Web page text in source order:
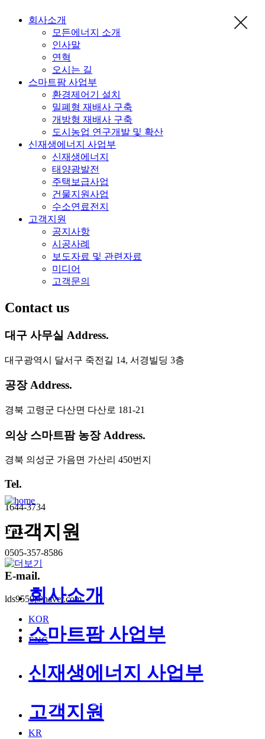
회사소개
모든에너지 소개
인사말
연혁
오시는 길
스마트팜 사업부
환경제어기 설치
밀폐형 재배사 구축
개방형 재배사 구축
도시농업 연구개발 및 확산
신재생에너지 사업부
신재생에너지
태양광발전
주택보급사업
건물지원사업
수소연료전지
고객지원
공지사항
시공사례
보도자료 및 관련자료
미디어
고객문의
Contact us
대구 사무실 Address.
대구광역시 달서구 죽전길 14, 서경빌딩 3층
공장 Address.
경북 고령군 다산면 다산로 181-21
의상 스마트팜 농장 Address.
경북 의성군 가음면 가산리 450번지
Tel.
1644-3734
Fax.
0505-357-8586
E-mail.
lds9550@naver.com
KOR
ENG
사업부
KR
고객지원
회사소개
스마트팜 사업부
신재생에너지 사업부
고객지원